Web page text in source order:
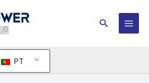
Procurar
PT